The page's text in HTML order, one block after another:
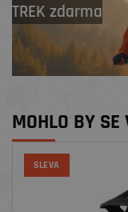
TREK zdarma
MOHLO BY
SLEVA